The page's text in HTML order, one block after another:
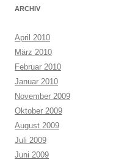
ARCHIV
April 2010
März 2010
Februar 2010
Januar 2010
November 2009
Oktober 2009
August 2009
Juli 2009
Juni 2009